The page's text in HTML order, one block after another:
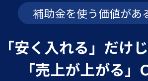
補助金を使う価値があ
「安く入れる」だけ
「売上が上がる」